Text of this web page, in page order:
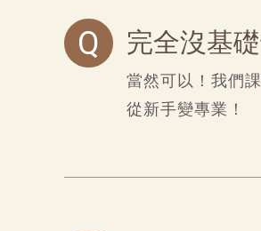
Q 完全沒基
當然可以！我們
從新手變專業！